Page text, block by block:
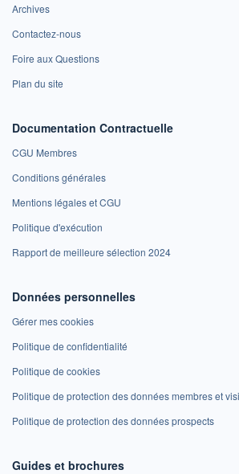
Archives
Contactez-nous
Foire aux Questions
Plan du site
Documentation Contractuelle
CGU Membres
Conditions générales
Mentions légales et CGU
Politique d'exécution
Rapport de meilleure sélection 2024
Données personnelles
Gérer mes cookies
Politique de confidentialité
Politique de cookies
Politique de protection des données membres et
Politique de protection des données prospects
Guides et brochures